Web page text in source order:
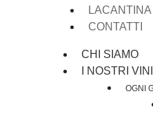
CONTATTI
CHI SIAMO
I NOSTRI VINI
OGNI